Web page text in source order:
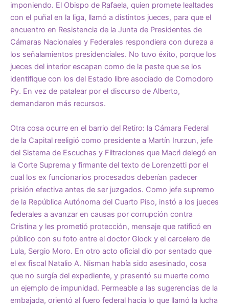
imponiendo. El Obispo de Rafaela, quien promete lealtades
con el puñal en la liga, llamó a distintos jueces, para que el
encuentro en Resistencia de la Junta de Presidentes de
Cámaras Nacionales y Federales respondiera con dureza a
los señalamientos presidenciales. No tuvo éxito, porque los
jueces del interior escapan como de la peste que se los
identifique con los del Estado libre asociado de Comodoro
Py. En vez de patalear por el discurso de Alberto,
demandaron más recursos.
Otra cosa ocurre en el barrio del Retiro: la Cámara Federal
de la Capital reeligió como presidente a Martín Irurzun, jefe
del Sistema de Escuchas y Filtraciones que Macrì delegó en
la Corte Suprema y firmante del texto de Lorenzetti por el
cual los ex funcionarios procesados deberían padecer
prisión efectiva antes de ser juzgados. Como jefe supremo
de la República Autónoma del Cuarto Piso, instó a los jueces
federales a avanzar en causas por corrupción contra
Cristina y les prometió protección, mensaje que ratificó en
público con su foto entre el doctor Glock y el carcelero de
Lula, Sergio Moro. En otro acto oficial dio por sentado que
el ex fiscal Natalio A. Nisman había sido asesinado, cosa
que no surgía del expediente, y presentó su muerte como
un ejemplo de impunidad. Permeable a las sugerencias de la
embajada, orientó al fuero federal hacia lo que llamó la lucha